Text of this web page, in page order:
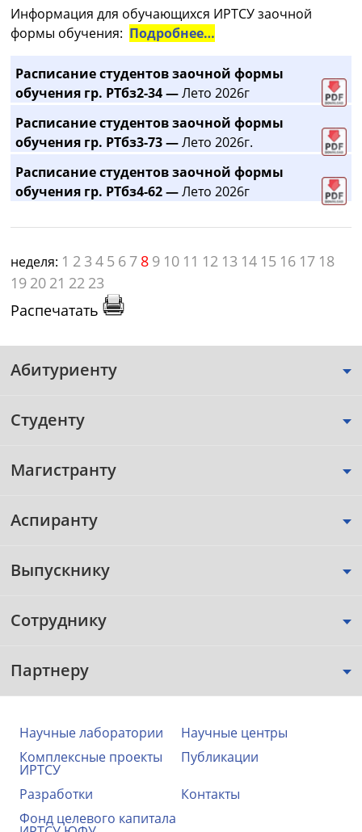
Информация для обучающихся ИРТСУ заочной
формы обучения: Подробнее…
Расписание студентов заочной формы
обучения гр. РТбз2-34 —Лето 2026г
Расписание студентов заочной формы
обучения гр. РТбз3-73 —Лето 2026г.
Расписание студентов заочной формы
обучения гр. РТбз4-62 —Лето 2026г
неделя: 1 2 3 4 5 6 7 8 9 10 11 12 13 14 15 16 17 18
19 20 21 22 23
Распечатать
Абитуриенту
Студенту
Магистранту
Аспиранту
Выпускнику
Сотруднику
Партнеру
Научные лаборатории
Научные центры
Комплексные проекты
ИРТСУ
Публикации
Разработки
Контакты
Фонд целевого капитала